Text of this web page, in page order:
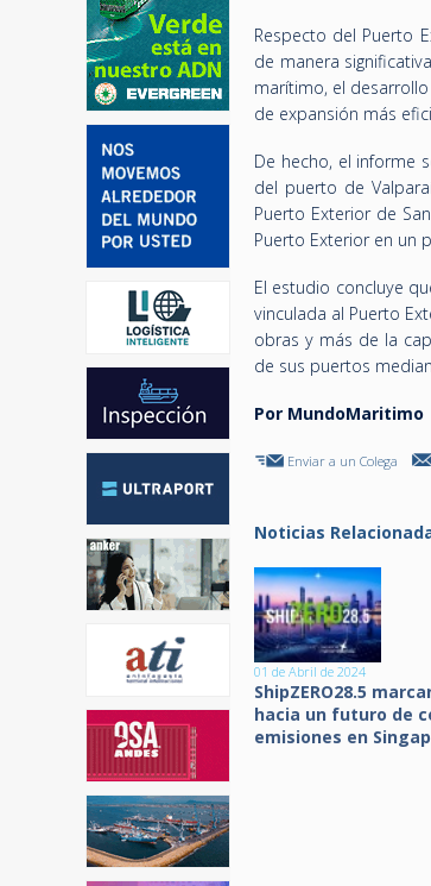
Respecto del Puerto
de manera
marítimo, el
de expansión más
De hecho, el informe
del puerto de
Puerto Exterior de
Puerto Exterior en un
El estudio concluye
vinculada al Puerto
obras y más de la
de sus puertos
Por MundoMaritimo
Enviar a un Colega
Noticias
01 de Abril de 2024
ShipZERO28.5
hacia un futuro de
emisiones en